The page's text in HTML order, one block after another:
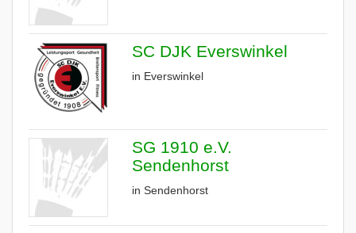
SC DJK Everswinkel
in Everswinkel
SG 1910 e.V.
Sendenhorst
in Sendenhorst